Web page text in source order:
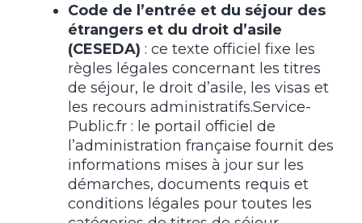
Code de l’entrée et du séjour des
étrangers et du droit d’asile
(CESEDA) : ce texte officiel fixe les
règles légales concernant les titres
de séjour, le droit d’asile, les visas et
les recours administratifs.Service-
Public.fr : le portail officiel de
l’administration française fournit des
informations mises à jour sur les
démarches, documents requis et
conditions légales pour toutes les